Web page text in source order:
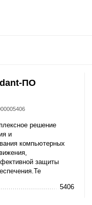
ПО
решение
и
компьютерных
защиты
5406